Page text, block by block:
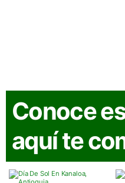
Conoce
aquí te